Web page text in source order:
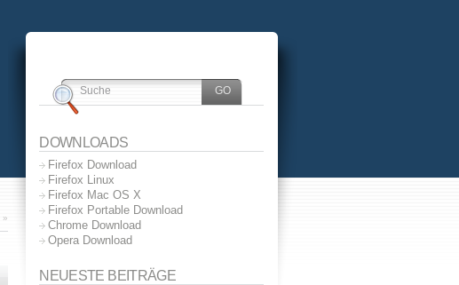
»
DOWNLOADS
Firefox Download
Firefox Linux
Firefox Mac OS X
Firefox Portable Download
Chrome Download
Opera Download
NEUESTE BEITRÄGE